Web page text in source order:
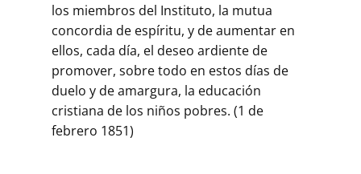
los miembros del Instituto, la mutua
concordia de espíritu, y de aumentar en
ellos, cada día, el deseo ardiente de
promover, sobre todo en estos días de
duelo y de amargura, la educación
cristiana de los niños pobres. (1 de
febrero 1851)